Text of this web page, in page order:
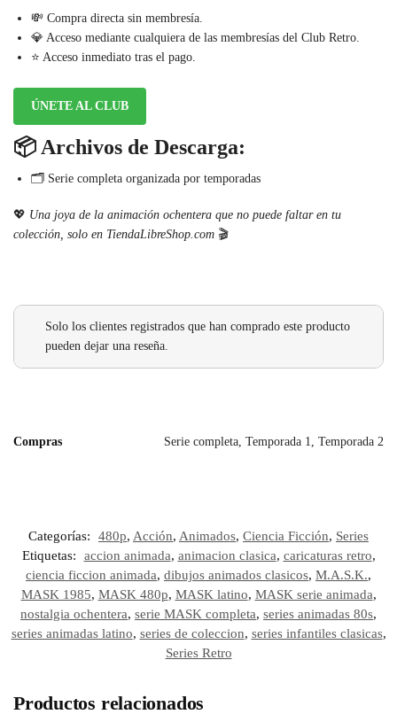
💸 Compra directa sin membresía.
💎 Acceso mediante cualquiera de las membresías del Club Retro.
⭐ Acceso inmediato tras el pago.
ÚNETE AL CLUB
📦 Archivos de Descarga:
🗂️ Serie completa organizada por temporadas
💖 Una joya de la animación ochentera que no puede faltar en tu
colección, solo en TiendaLibreShop.com 🎬
Solo los clientes registrados que han comprado este producto
pueden dejar una reseña.
Compras Serie completa, Temporada 1, Temporada 2
Categorías: 480p, Acción, Animados, Ciencia Ficción, Series
Etiquetas:
accion animada, animacion clasica, caricaturas retro,
ciencia ficcion animada, dibujos animados clasicos, M.A.S.K.,
MASK 1985, MASK 480p, MASK latino, MASK serie animada,
nostalgia ochentera, serie MASK completa, series animadas 80s,
series animadas latino, series de coleccion, series infantiles clasicas,
Series Retro
Productos relacionados